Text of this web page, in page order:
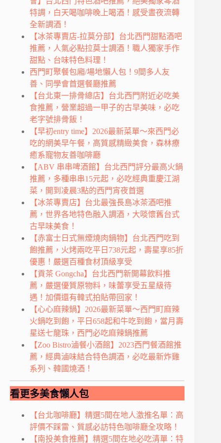
特調，白天喝咖啡晚上喝酒！感受晝夜流轉
全新調酒！
【冰茶專賣店-拉莫分部】台北西門甜點酒吧
推薦，人氣必點拉莫士調酒！職人獨家手作
甜點、台味特色料理！
西門町聚餐包廂/場地懶人包！9間多人友
善、同學會首選餐廳推薦
【台北東一排骨總店】台北西門附近必吃美
食推薦，營業超過一甲子的古早美味，必吃
老字號排骨飯！
【早初entry time】2026最新菜單～來西門必
吃的網美早午餐，高質感精緻美食，森林療
癒系寵物友善咖啡廳
【ABV 串串啤酒館】台北西門評分最高火鍋
推薦，多種串串15元起，必吃經典重慶江湖
菜，開到凌晨3點的西門宵夜首選
【冰茶專賣店】台北最強長島冰茶酒吧推
薦，世界各地特色融入調酒，大啖懷舊台式
古早味美食！
【赤富士日式無煙燒肉鍋物】台北西門吃到
飽推薦，火烤兩吃平日738元起，壽星享85折
優惠！嚴選百種食材頂級享受
【貢茶 Gongcha】台北西門新開幕飲料推
薦，嚴選優質原物料，味蕾享受五星級待
遇！加價還有韓式拍貼帶回家！
【心心麻辣鍋】2026最新菜單～西門町麻辣
火鍋吃到飽，平日658起和牛吃到飽，當月壽
星送七龍珠，西門必吃麻辣鍋推薦
【Zoo Bistro滷餐小酒館】2023西門餐酒館推
薦，經典滷味結合特色調酒，必吃最新炸雞
系列、韓國燒酒！
看更多美食懶人包
【台北咖啡廳】精選5間在地人激推名單：高
評價不踩雷、質感必訪特色咖啡廳全攻略！
【南投美食推薦】精選5間在地必吃清單：特